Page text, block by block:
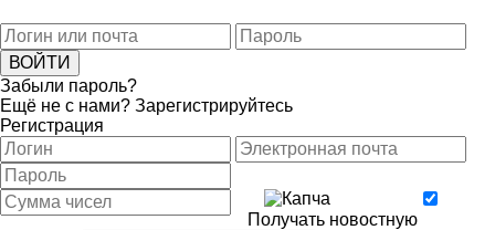
Забыли пароль?
Ещё не с нами? Зарегистрируйтесь
Регистрация
Получать новостную